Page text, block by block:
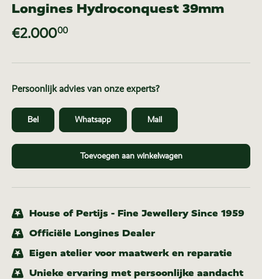
Longines Hydroconquest 39mm
€2.00000
Persoonlijk advies van onze experts?
Bel Whatsapp Mail
Toevoegen aan winkelwagen
House of Pertijs - Fine Jewellery Since 1959
Officiële Longines Dealer
Eigen atelier voor maatwerk en reparatie
Unieke ervaring met persoonlijke aandacht